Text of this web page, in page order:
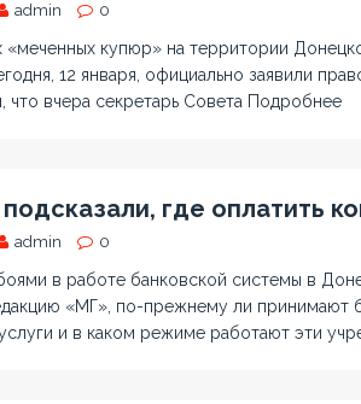
admin 0
«меченных купюр» на территории
12 января, официально заявили
вчера секретарь Совета Подробнее
где оплатить
admin 0
в работе банковской системы в
«МГ», по-прежнему ли принимают
и в каком режиме работают эти